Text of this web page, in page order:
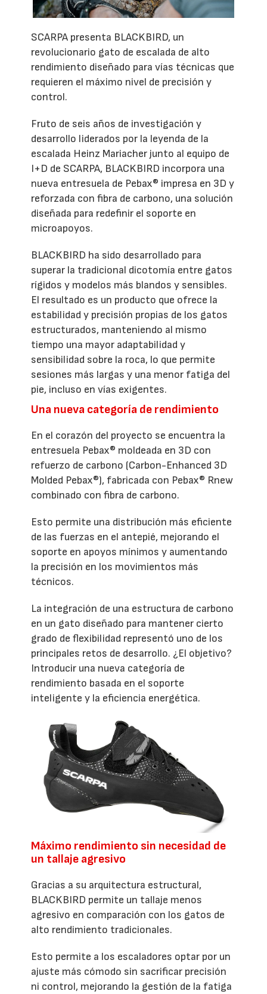
SCARPA presenta BLACKBIRD, un
revolucionario gato de escalada de alto
rendimiento diseñado para vías técnicas que
requieren el máximo nivel de precisión y
control.
Fruto de seis años de investigación y
desarrollo liderados por la leyenda de la
escalada Heinz Mariacher junto al equipo de
I+D de SCARPA, BLACKBIRD incorpora una
nueva entresuela de Pebax® impresa en 3D y
reforzada con fibra de carbono, una solución
diseñada para redefinir el soporte en
microapoyos.
BLACKBIRD ha sido desarrollado para
superar la tradicional dicotomía entre gatos
rígidos y modelos más blandos y sensibles.
El resultado es un producto que ofrece la
estabilidad y precisión propias de los gatos
estructurados, manteniendo al mismo
tiempo una mayor adaptabilidad y
sensibilidad sobre la roca, lo que permite
sesiones más largas y una menor fatiga del
pie, incluso en vías exigentes.
Una nueva categoría de rendimiento
En el corazón del proyecto se encuentra la
entresuela Pebax® moldeada en 3D con
refuerzo de carbono (Carbon-Enhanced 3D
Molded Pebax®), fabricada con Pebax® Rnew
combinado con fibra de carbono.
Esto permite una distribución más eficiente
de las fuerzas en el antepié, mejorando el
soporte en apoyos mínimos y aumentando
la precisión en los movimientos más
técnicos.
La integración de una estructura de carbono
en un gato diseñado para mantener cierto
grado de flexibilidad representó uno de los
principales retos de desarrollo. ¿El objetivo?
Introducir una nueva categoría de
rendimiento basada en el soporte
inteligente y la eficiencia energética.
Máximo rendimiento sin necesidad de
un tallaje agresivo
Gracias a su arquitectura estructural,
BLACKBIRD permite un tallaje menos
agresivo en comparación con los gatos de
alto rendimiento tradicionales.
Esto permite a los escaladores optar por un
ajuste más cómodo sin sacrificar precisión
ni control, mejorando la gestión de la fatiga